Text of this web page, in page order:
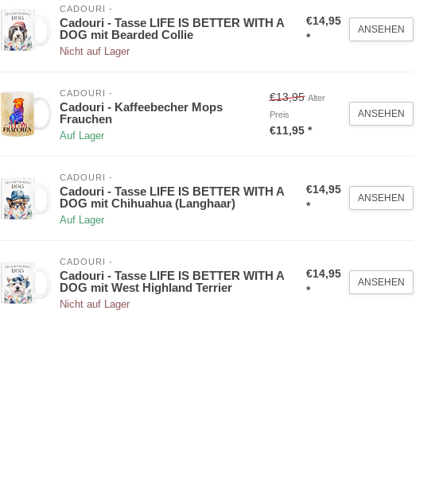
CADOURI -
Cadouri - Tasse LIFE IS BETTER WITH A
DOG mit Bearded Collie
Nicht auf Lager
€14,95
*
ANSEHEN
CADOURI -
Cadouri - Kaffeebecher Mops
Frauchen
Auf Lager
€13,95 Alter
Preis
€11,95 *
ANSEHEN
CADOURI -
Cadouri - Tasse LIFE IS BETTER WITH A
DOG mit Chihuahua (Langhaar)
Auf Lager
€14,95
*
ANSEHEN
CADOURI -
Cadouri - Tasse LIFE IS BETTER WITH A
DOG mit West Highland Terrier
Nicht auf Lager
€14,95
*
ANSEHEN